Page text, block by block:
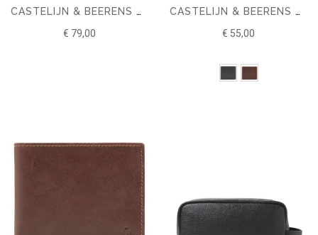
CASTELIJN & BEERENS VITA BILLFOLD 7 CARDS RFID
€ 79,00
CASTELIJN & BEERENS CANYON BILLFOLD 8 CREDITCARDS
€ 55,00